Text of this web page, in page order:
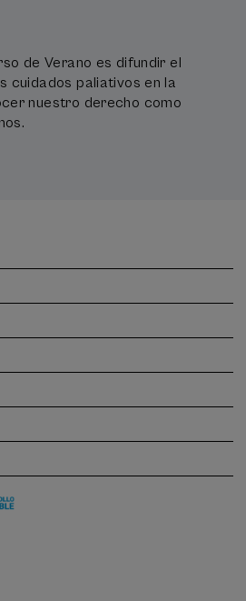
de Verano es difundir el
cuidados paliativos en la
nuestro derecho como